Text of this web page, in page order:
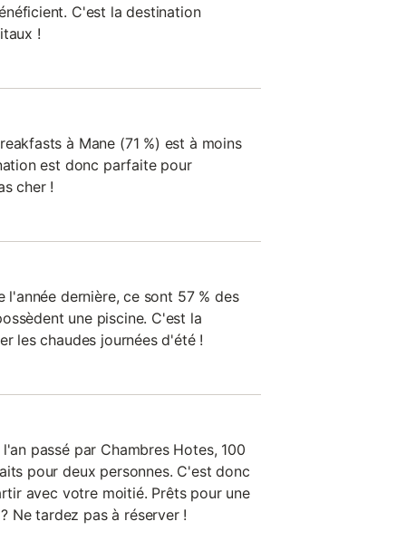
C'est la destination
!
à Mane (71 %) est à moins
est donc parfaite pour
cher !
l'année dernière, ce sont 57 % des
une piscine. C'est la
les chaudes journées d'été !
passé par Chambres Hotes, 100
pour deux personnes. C'est donc
avec votre moitié. Prêts pour une
Ne tardez pas à réserver !